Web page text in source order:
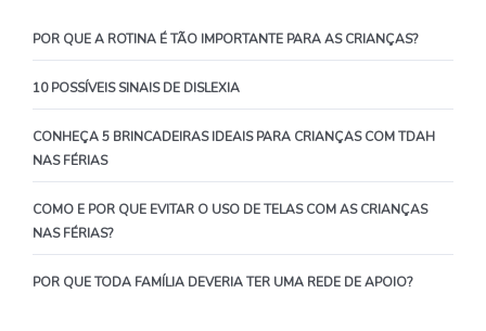
POR QUE A ROTINA É TÃO IMPORTANTE PARA AS CRIANÇAS?
10 POSSÍVEIS SINAIS DE DISLEXIA
CONHEÇA 5 BRINCADEIRAS IDEAIS PARA CRIANÇAS COM TDAH
NAS FÉRIAS
COMO E POR QUE EVITAR O USO DE TELAS COM AS CRIANÇAS
NAS FÉRIAS?
POR QUE TODA FAMÍLIA DEVERIA TER UMA REDE DE APOIO?